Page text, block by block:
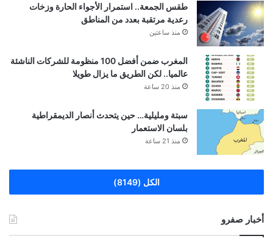
طقس الجمعة.. استمرار الأجواء الحارة وزخات
رعدية مرتقبة بعدد من المناطق
منذ ساعتين
المغرب ضمن أفضل 100 منظومة للشركات الناشئة
عالميا.. لكن الطريق ما يزال طويلا
منذ 20 ساعة
سبتة ومليلية… حين يتحدث أنصار الديمقراطية
بلسان الاستعمار
منذ 21 ساعة
الكل (8149)
أخبار صفرو